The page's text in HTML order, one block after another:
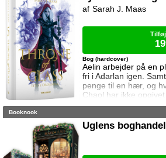
gå hurtigt, og hendes
Elina har ikke besøgt
Aelin arbejder på en
fri i Adarlan igen.
penge til en hær, og
Chaol har ikke
Dorian. Det bliver
ønskedrøm, for
opgivet kampen.
Bog (hardcover)
Sarah J. Maas
Booknook
Uglens boghandel